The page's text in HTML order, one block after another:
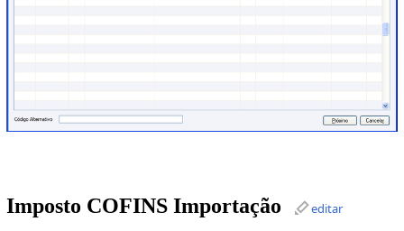
Imposto COFINS Importação editar